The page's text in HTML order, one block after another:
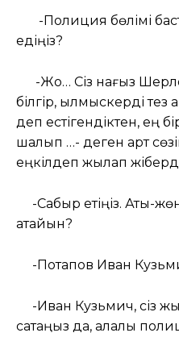
-Полиция бөлімі
едіңіз?
-Жоқ… Сіз нағыз
білгір, қылмыскерді
деп естігендіктен, ең
шалып …- деген қарт
еңкілдеп жылап
-Сабыр етіңіз. Аты-
атайын?
-Потапов Иван
-Иван Кузьмич, сіз
сақтаңыз да, қалалық